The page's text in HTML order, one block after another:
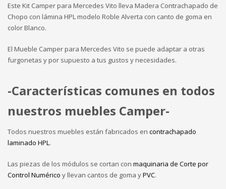
Este Kit Camper para Mercedes Vito lleva Madera Contrachapado de
Chopo con lámina HPL modelo Roble Alverta con canto de goma en
color Blanco.
El Mueble Camper para Mercedes Vito se puede adaptar a otras
furgonetas y por supuesto a tus gustos y necesidades.
-Características comunes en todos
nuestros muebles Camper-
Todos nuestros muebles están fabricados en contrachapado
laminado HPL .
Las piezas de los módulos se cortan con maquinaria de Corte por
Control Numérico y llevan cantos de goma yPVC.